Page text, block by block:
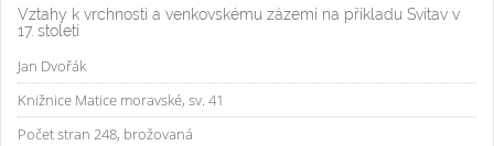
Vztahy k vrchnosti a venkovskému zázemí na příkladu Svitav v
17. století
Jan Dvořák
Knižnice Matice moravské, sv. 41
Počet stran 248, brožovaná